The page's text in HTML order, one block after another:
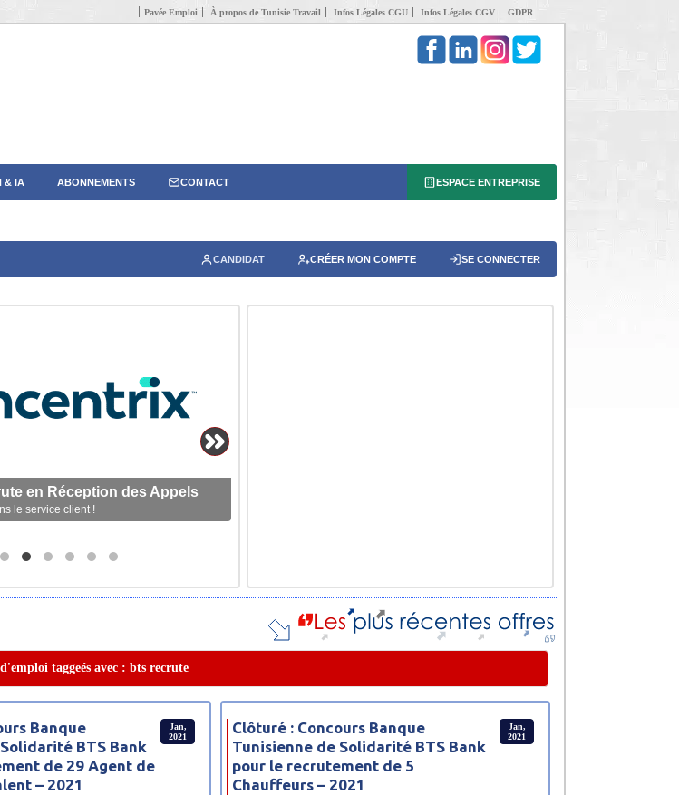
Pavée Emploi À propos de Tunisie Travail Infos Légales CGU Infos Légales CGV GDPR
& IA ABONNEMENTS CONTACT ESPACE ENTREPRISE
CANDIDAT CRÉER MON COMPTE SE CONNECTER
en Réception des Appels
le service client !
d'emploi taggeés avec : bts recrute
Jan,
2021
Banque
BTS Bank
de 29 Agent de
– 2021
Jan,
2021
Clôturé : Concours Banque
Tunisienne de Solidarité BTS Bank
pour le recrutement de 5
Chauffeurs – 2021